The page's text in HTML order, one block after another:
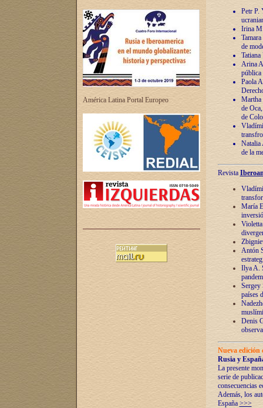
América Latina Portal Europeo
Petr P.
Irina
de
Arina
pública
Paola
Martha
de
de
Natalia
de la
Revista
María
Antón
Ilya A.
Sergey
países
Denis
Nueva
Rusia y
La presente
serie de
consecuencias
Además, los
España >>>